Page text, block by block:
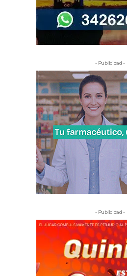
- Publicidad -
- Publicidad -